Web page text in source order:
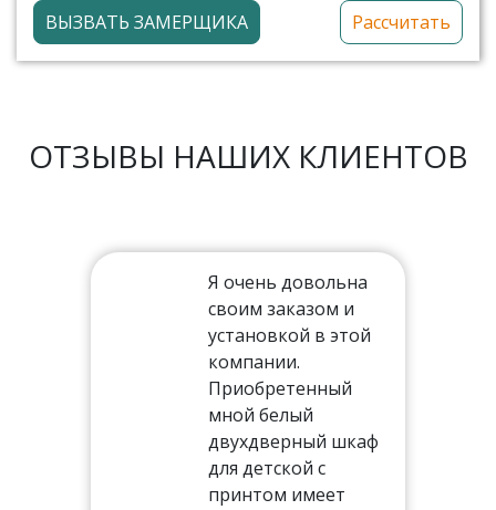
ВЫЗВАТЬ ЗАМЕРЩИКА Рассчитать
ОТЗЫВЫ НАШИХ КЛИЕНТОВ
Я очень довольна
своим заказом и
установкой в этой
компании.
Приобретенный
мной белый
двухдверный шкаф
для детской с
принтом имеет